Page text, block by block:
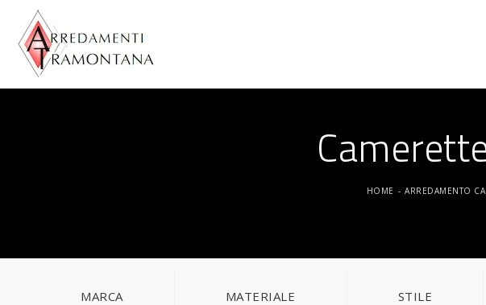
HOME - ARREDAMENTO
MARCA MATERIALE STILE